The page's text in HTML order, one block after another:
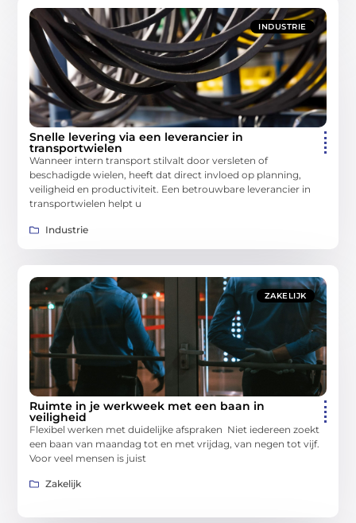
INDUSTRIE
Snelle levering via een leverancier in
transportwielen
Wanneer intern transport stilvalt door versleten of
beschadigde wielen, heeft dat direct invloed op planning,
veiligheid en productiviteit. Een betrouwbare leverancier in
transportwielen helpt u
Industrie
ZAKELIJK
Ruimte in je werkweek met een baan in
veiligheid
Flexibel werken met duidelijke afspraken Niet iedereen zoekt
een baan van maandag tot en met vrijdag, van negen tot vijf.
Voor veel mensen is juist
Zakelijk